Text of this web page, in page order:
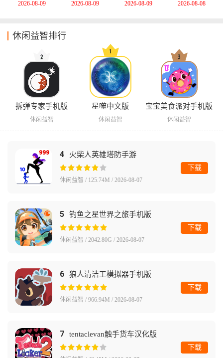
2026-08-09
2026-08-09
2026-08-09
2026-08-08
休闲益智排行
拆弹专家手机版
休闲益智
星噬中文版
休闲益智
宝宝美食派对手机版
休闲益智
4 火柴人英雄塔防手游
休闲益智 / 125.74M / 2026-08-07
下载
5 钓鱼之星世界之旅手机版
休闲益智 / 2042.80G / 2026-08-07
下载
6 狼人清洁工模拟器手机版
休闲益智 / 966.94M / 2026-08-07
下载
7 tentaclevan触手货车汉化版
下载